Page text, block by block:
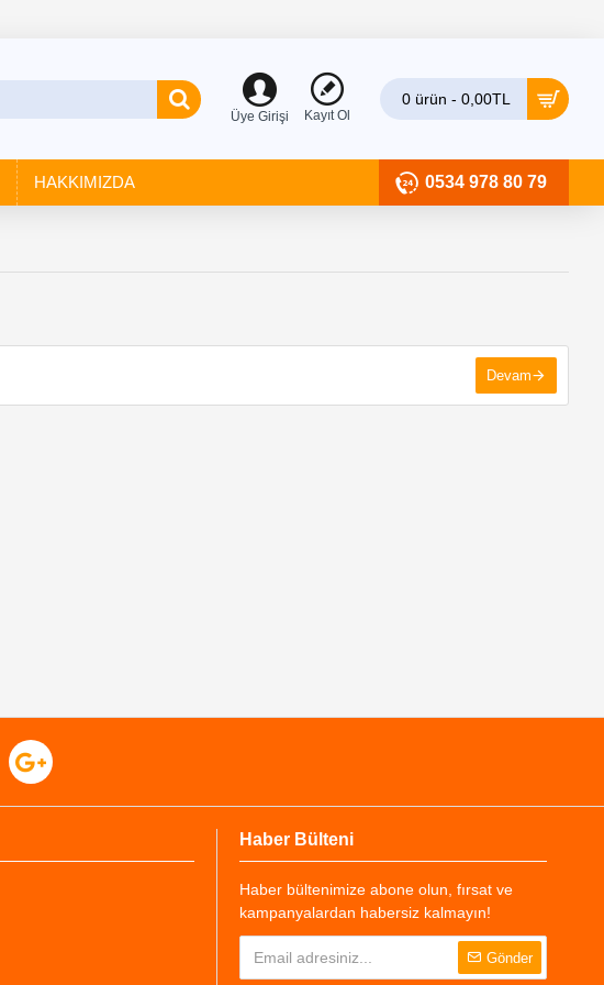
Üye Girişi Kayıt Ol
0 ürün - 0,00TL
HAKKIMIZDA 0534 978 80 79
Devam
Haber Bülteni
Haber bültenimize abone olun, fırsat ve
kampanyalardan habersiz kalmayın!
Gönder